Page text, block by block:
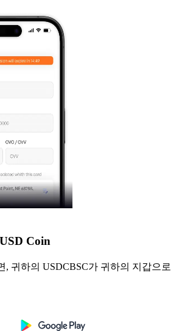
Coin
, 귀하의 USDCBSC가 귀하의 지갑으로